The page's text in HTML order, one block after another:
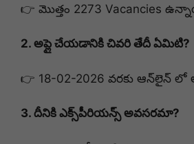
👉 మొత్తం 2273 Vacancies
2. అప్లై చేయడానికి చివరి తేదీ ఏమిటి?
👉 18-02-2026 వరకు ఆన్‌లైన్ లో
3. దీనికి ఎక్స్‌పీరియన్స్ అవసరమా?